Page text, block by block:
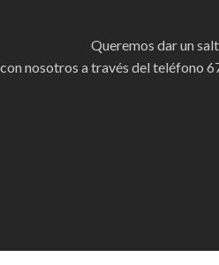
Queremos dar un
nosotros a través del teléfono